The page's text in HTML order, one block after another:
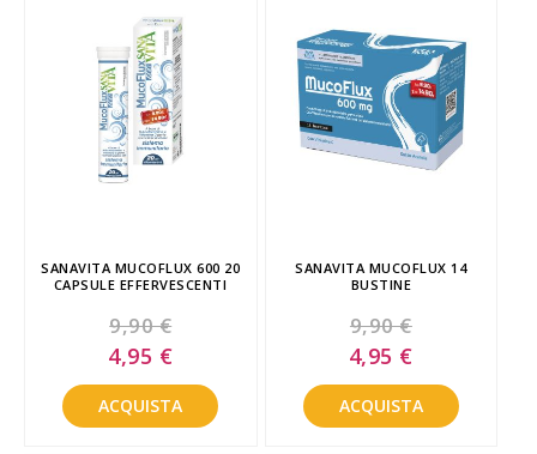
SANAVITA MUCOFLUX 600 20
CAPSULE EFFERVESCENTI
9,90 €
Special
Price
4,95 €
ACQUISTA
SANAVITA MUCOFLUX 14
BUSTINE
9,90 €
Special
Price
4,95 €
ACQUISTA